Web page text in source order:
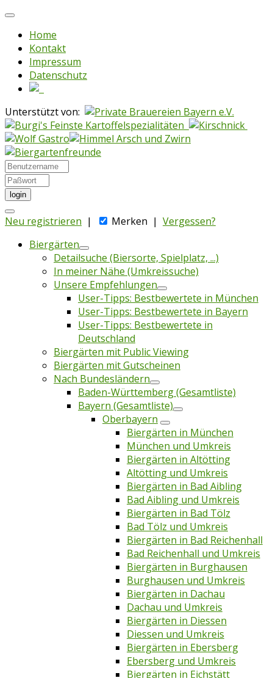
Home
Kontakt
Impressum
Datenschutz
Unterstützt von:
login
Neu registrieren | Merken | Vergessen?
Biergärten
Detailsuche (Biersorte, Spielplatz, ...)
In meiner Nähe (Umkreissuche)
Unsere Empfehlungen
User-Tipps: Bestbewertete in München
User-Tipps: Bestbewertete in Bayern
User-Tipps: Bestbewertete in
Deutschland
Biergärten mit Public Viewing
Biergärten mit Gutscheinen
Nach Bundesländern
Baden-Württemberg (Gesamtliste)
Bayern (Gesamtliste)
Oberbayern
Biergärten in München
München und Umkreis
Biergärten in Altötting
Altötting und Umkreis
Biergärten in Bad Aibling
Bad Aibling und Umkreis
Biergärten in Bad Tölz
Bad Tölz und Umkreis
Biergärten in Bad Reichenhall
Bad Reichenhall und Umkreis
Biergärten in Burghausen
Burghausen und Umkreis
Biergärten in Dachau
Dachau und Umkreis
Biergärten in Diessen
Diessen und Umkreis
Biergärten in Ebersberg
Ebersberg und Umkreis
Biergärten in Eichstätt